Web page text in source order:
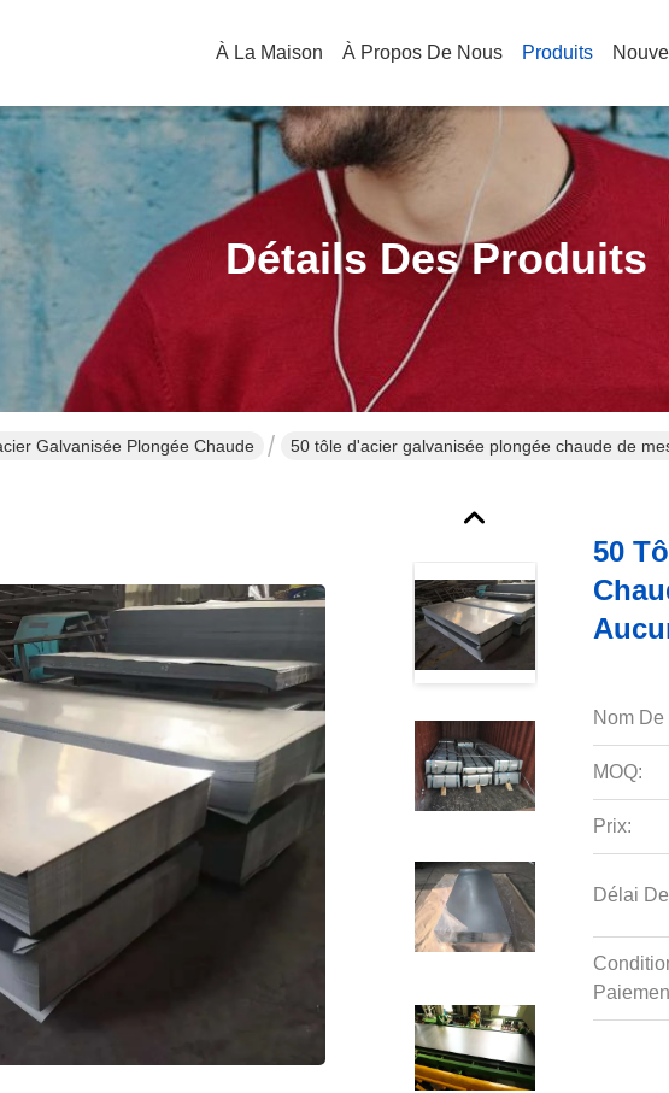
À La Maison À Propos De Nous Produits
Détails Des Produits
Galvanisée Plongée Chaude 50 tôle d'acier galvanisée plongée chaude de
50
Nom De
MOQ:
Prix:
Délai